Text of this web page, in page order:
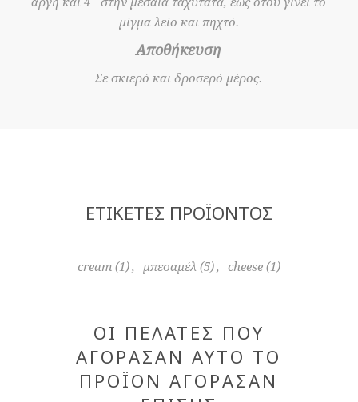
μίγμα λείο και πηχτό.
Αποθήκευση
Σε σκιερό και δροσερό μέρος.
ΕΤΙΚΈΤΕΣ ΠΡΟΪΌΝΤΟΣ
cream (1), μπεσαμέλ (5), cheese (1)
ΟΙ ΠΕΛΆΤΕΣ ΠΟΥ
ΑΓΌΡΑΣΑΝ ΑΥΤΌ ΤΟ
ΠΡΟΪΌΝ ΑΓΌΡΑΣΑΝ